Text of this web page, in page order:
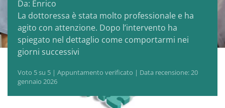
Da: Enrico
La dottoressa è stata molto professionale e ha
agito con attenzione. Dopo l’intervento ha
spiegato nel dettaglio come comportarmi nei
giorni successivi
Voto 5 su 5 | Appuntamento verificato | Data recensione: 20
gennaio 2026